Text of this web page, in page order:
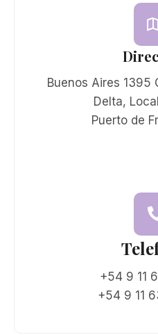
Buenos Aires 1395
Delta,
Puerto de
+54 9 11
+54 9 11